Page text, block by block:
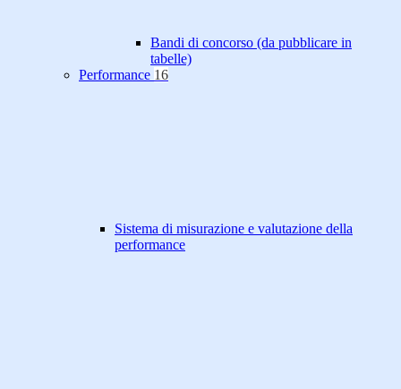
Bandi di concorso (da pubblicare in
tabelle)
Performance 16
Sistema di misurazione e valutazione della
performance